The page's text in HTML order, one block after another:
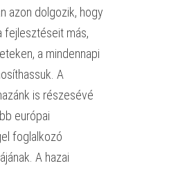
azon dolgozik, hogy
fejlesztéseit más,
a mindennapi
A
is részesévé
európai
foglalkozó
A hazai